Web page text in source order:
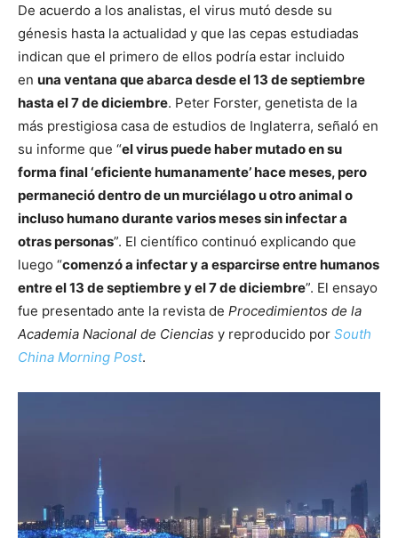
De acuerdo a los analistas, el virus mutó desde su
génesis hasta la actualidad y que las cepas estudiadas
indican que el primero de ellos podría estar incluido
en una ventana que abarca desde el 13 de septiembre
hasta el 7 de diciembre. Peter Forster, genetista de la
más prestigiosa casa de estudios de Inglaterra, señaló en
su informe que “el virus puede haber mutado en su
forma final ‘eficiente humanamente’ hace meses, pero
permaneció dentro de un murciélago u otro animal o
incluso humano durante varios meses sin infectar a
otras personas”. El científico continuó explicando que
luego “comenzó a infectar y a esparcirse entre humanos
entre el 13 de septiembre y el 7 de diciembre”. El ensayo
fue presentado ante la revista de Procedimientos de la
Academia Nacional de Ciencias y reproducido por South
China Morning Post.